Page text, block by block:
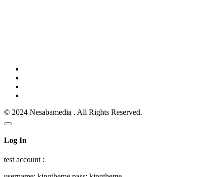
© 2024 Nesabamedia . All Rights Reserved.
Log In
test account :